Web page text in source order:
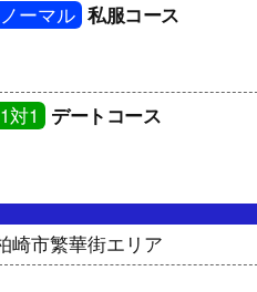
ノーマル 私服コース
1対1
デートコース
崎市繁華街エリア